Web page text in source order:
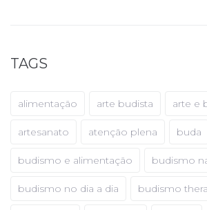
TAGS
alimentação arte budista arte e
artesanato atenção plena buda
budismo e alimentação budismo
budismo no dia a dia budismo